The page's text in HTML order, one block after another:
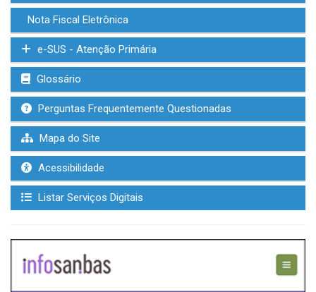
Nota Fiscal Eletrônica
e-SUS - Atenção Primária
Glossário
Perguntas Frequentemente Questionadas
Mapa do Site
Acessibilidade
Listar Serviços Digitais